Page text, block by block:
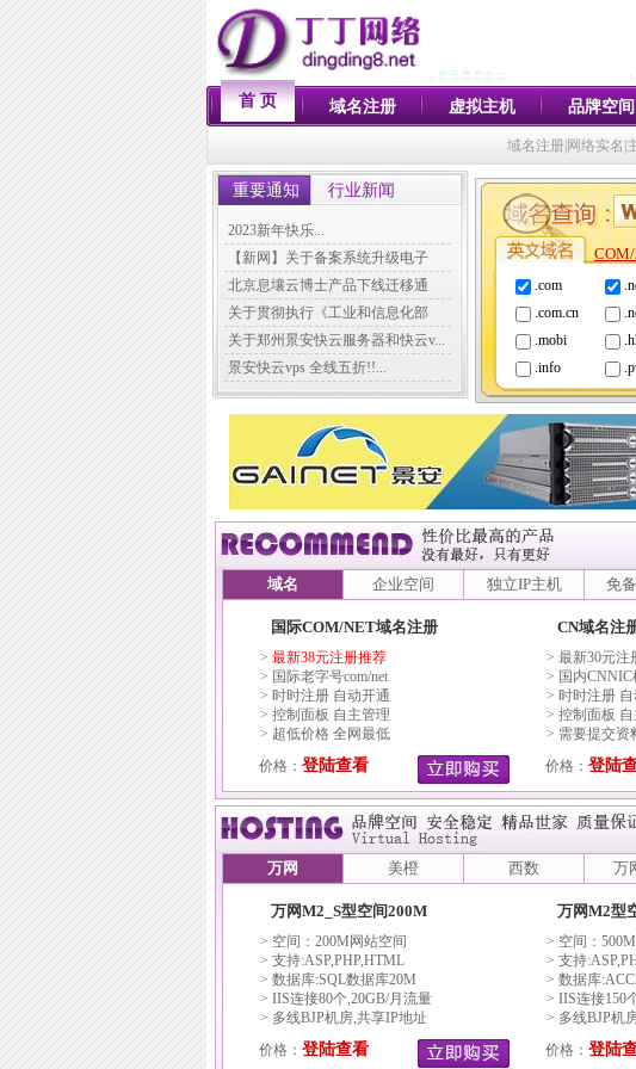
首 页 域名注册 虚拟主机 品牌空间
域名注册|网络实名|
重要通知 行业新闻
2023新年快乐...
【新网】关于备案系统升级电子
化...
北京息壤云博士产品下线迁移通
知...
关于贯彻执行《工业和信息化部
关...
关于郑州景安快云服务器和快云v...
景安快云vps 全线五折!!...
.com
.com.cn
.mobi
.info
域名 企业空间 独立IP主机 免
国际COM/NET域名注册
> 最新38元注册推荐
> 国际老字号com/net
> 时时注册 自动开通
> 控制面板 自主管理
> 超低价格 全网最低
价格： 登陆查看
CN域名注
> 最新30元注
> 国内CNNIC
> 时时注册
> 控制面板
> 需要提交资
价格： 登陆
万网 美橙 西数 万
万网M2_S型空间200M
> 空间：200M网站空间
> 支持:ASP,PHP,HTML
> 数据库:SQL数据库20M
> IIS连接80个,20GB/月流量
> 多线BJP机房,共享IP地址
价格： 登陆查看
万网M2型
> 空间：
> 支持
> 数据库
> IIS连接150
> 多线BJP机
价格： 登陆